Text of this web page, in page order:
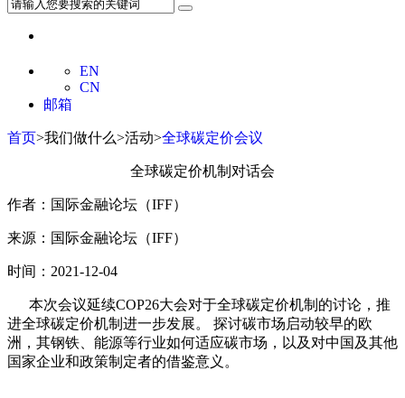
EN
CN
邮箱
首页>我们做什么>活动>全球碳定价会议
全球碳定价机制对话会
作者：国际金融论坛（IFF）
来源：国际金融论坛（IFF）
时间：2021-12-04
本次会议延续COP26大会对于全球碳定价机制的讨论，推
进全球碳定价机制进一步发展。 探讨碳市场启动较早的欧
洲，其钢铁、能源等行业如何适应碳市场，以及对中国及其他
国家企业和政策制定者的借鉴意义。